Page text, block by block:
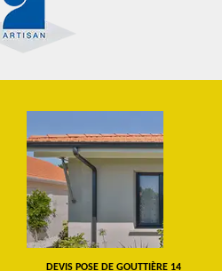
DEVIS POSE DE GOUTTIÈRE 14